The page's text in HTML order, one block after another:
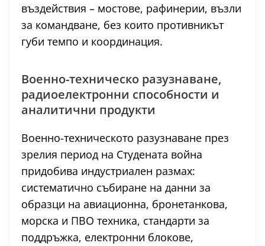
въздействия – мостове, рафинерии, възли
за командване, без които противникът
губи темпо и координация.
Военно-техническо разузнаване,
радиоелектронни способности и
аналитични продукти
Военно-техническото разузнаване през
зрелия период на Студената война
придобива индустриален размах:
систематично събиране на данни за
образци на авиационна, бронетанкова,
морска и ПВО техника, стандарти за
поддръжка, електронни блокове,